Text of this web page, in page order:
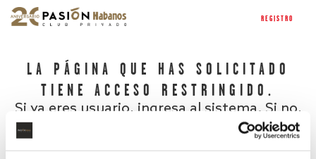
REGISTRO
LA PÁGINA QUE HAS SOLICITADO
TIENE ACCESO RESTRINGIDO.
Si ya eres usuario, ingresa al sistema. Si no,